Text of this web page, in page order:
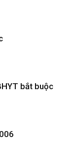
bắt buộc